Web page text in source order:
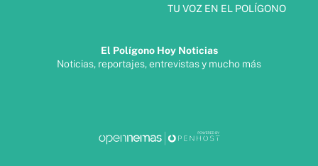
TU VOZ EN EL POLÍGONO
El Polígono Hoy Noticias
Noticias, reportajes, entrevistas y mucho más